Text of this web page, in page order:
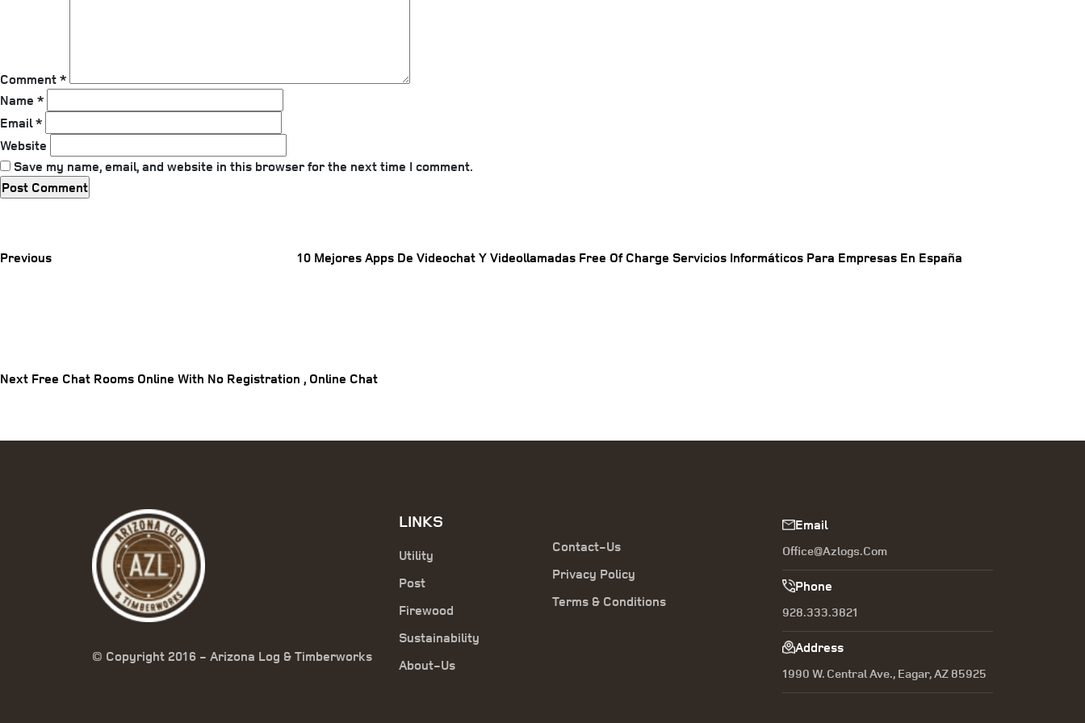
Comment*
Name *
Email*
Website
Save my name, email, and website in this browser for the next time I comment.
Previous
10 Mejores Apps De Videochat Y Videollamadas Free Of Charge Servicios Informáticos Para Empresas En España
Next Free Chat Rooms Online With No Registration , Online Chat
© Copyright 2016 - Arizona Log & Timberworks
LINKS
Utility
Post
Firewood
Sustainability
About-Us
Contact-Us
Privacy Policy
Terms & Conditions
Email
Office@azlogs.com
Phone
928.333.3821
Address
1990 W. Central Ave., Eagar, AZ 85925